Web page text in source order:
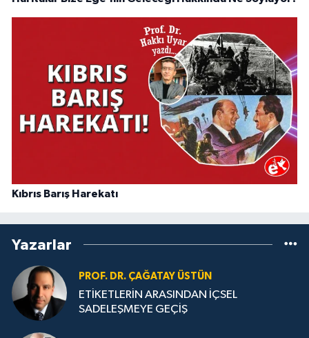
Kıbrıs Barış Harekatı
Yazarlar
PROF. DR. ÇAĞATAY ÜSTÜN
ETİKETLERİN ARASINDAN İÇSEL
SADELEŞMEYE GEÇİŞ